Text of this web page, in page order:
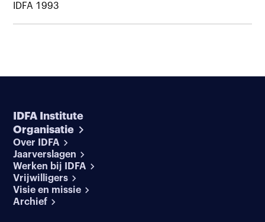
IDFA 1993
IDFA Institute
Organisatie
Over IDFA
Jaarverslagen
Werken bij IDFA
Vrijwilligers
Visie en missie
Archief